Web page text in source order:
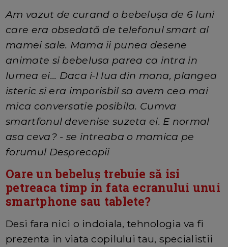
Am vazut de curand o bebelușa de 6 luni
care era obsedată de telefonul smart al
mamei sale. Mama ii punea desene
animate si bebelusa parea ca intra in
lumea ei... Daca i-l lua din mana, plangea
isteric si era imporisbil sa avem cea mai
mica conversatie posibila. Cumva
smartfonul devenise suzeta ei. E normal
asa ceva? - se intreaba o mamica pe
forumul Desprecopii
Oare un bebeluș trebuie să isi
petreaca timp in fata ecranului unui
smartphone sau tablete?
Desi fara nici o indoiala, tehnologia va fi
prezenta in viata copilului tau, specialistii